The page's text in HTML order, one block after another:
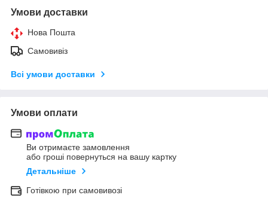
Умови доставки
Нова Пошта
Самовивіз
Всі умови доставки
Умови оплати
Ви отримаєте замовлення
або гроші повернуться на вашу картку
Детальніше
Готівкою при самовивозі